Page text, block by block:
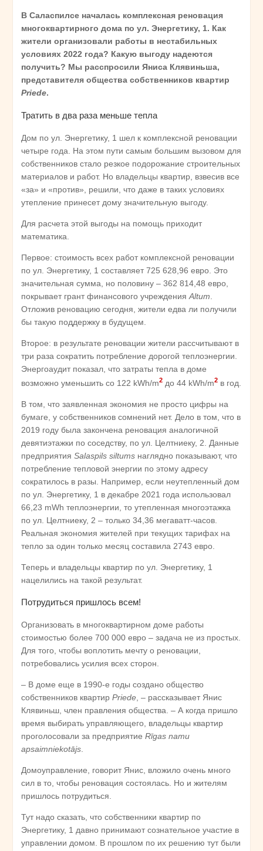
В Саласпилсе началась комплексная реновация
многоквартирного дома по ул. Энергетику, 1. Как
жители организовали работы в нестабильных
условиях 2022 года? Какую выгоду надеются
получить? Мы расспросили Яниса Клявиньша,
представителя общества собственников квартир
Priede.
Тратить в два раза меньше тепла
Дом по ул. Энергетику, 1 шел к комплексной реновации
четыре года. На этом пути самым большим вызовом для
собственников стало резкое подорожание строительных
материалов и работ. Но владельцы квартир, взвесив все
«за» и «против», решили, что даже в таких условиях
утепление принесет дому значительную выгоду.
Для расчета этой выгоды на помощь приходит
математика.
Первое: стоимость всех работ комплексной реновации
по ул. Энергетику, 1 составляет 725 628,96 евро. Это
значительная сумма, но половину – 362 814,48 евро,
покрывает грант финансового учреждения Altum
Отложив реновацию сегодня, жители едва ли получили
бы такую поддержку в будущем.
Второе: в результате реновации жители рассчитывают в
три раза сократить потребление дорогой теплоэнергии.
Энергоаудит показал, что затраты тепла в доме
возможно уменьшить со 122 kWh/m2 до 44 kWh/m2 в год.
В том, что заявленная экономия не просто цифры на
бумаге, у собственников сомнений нет. Дело в том, что в
2019 году была закончена реновация аналогичной
девятиэтажки по соседству, по ул. Целтниеку, 2. Данные
предприятия Salaspils siltums наглядно показывают, что
потребление тепловой энергии по этому адресу
сократилось в разы. Например, если неутепленный дом
по ул. Энергетику, 1 в декабре 2021 года использовал
66,23 mWh теплоэнергии, то утепленная многоэтажка
по ул. Целтниеку, 2 – только 34,36 мегаватт-часов.
Реальная экономия жителей при текущих тарифах на
тепло за один только месяц составила 2743 евро.
Теперь и владельцы квартир по ул. Энергетику, 1
нацелились на такой результат.
Потрудиться пришлось всем!
Организовать в многоквартирном доме работы
стоимостью более 700 000 евро – задача не из простых.
Для того, чтобы воплотить мечту о реновации,
потребовались усилия всех сторон.
– В доме еще в 1990-е годы создано общество
собственников квартир Priede, – рассказывает Янис
Клявиньш, член правления общества. – А когда пришло
время выбирать управляющего, владельцы квартир
проголосовали за предприятие Rīgas namu
apsaimniekotājs.
Домоуправление, говорит Янис, вложило очень много
сил в то, чтобы реновация состоялась. Но и жителям
пришлось потрудиться.
Тут надо сказать, что собственники квартир по
Энергетику, 1 давно принимают сознательное участие в
управлении домом. В прошлом по их решению тут были